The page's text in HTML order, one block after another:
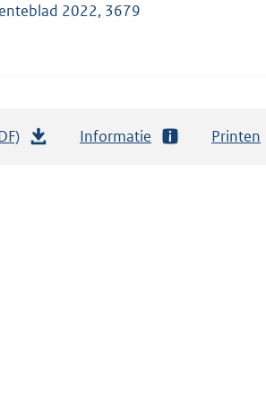
2022, 3679
Informatie Printen